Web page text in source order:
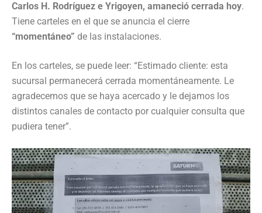
Carlos H. Rodríguez e Yrigoyen, amaneció cerrada hoy.
Tiene carteles en el que se anuncia el cierre
“momentáneo” de las instalaciones.
En los carteles, se puede leer: “Estimado cliente: esta
sucursal permanecerá cerrada momentáneamente. Le
agradecemos que se haya acercado y le dejamos los
distintos canales de contacto por cualquier consulta que
pudiera tener”.